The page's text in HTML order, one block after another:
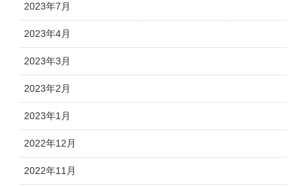
2023年7月
2023年4月
2023年3月
2023年2月
2023年1月
2022年12月
2022年11月